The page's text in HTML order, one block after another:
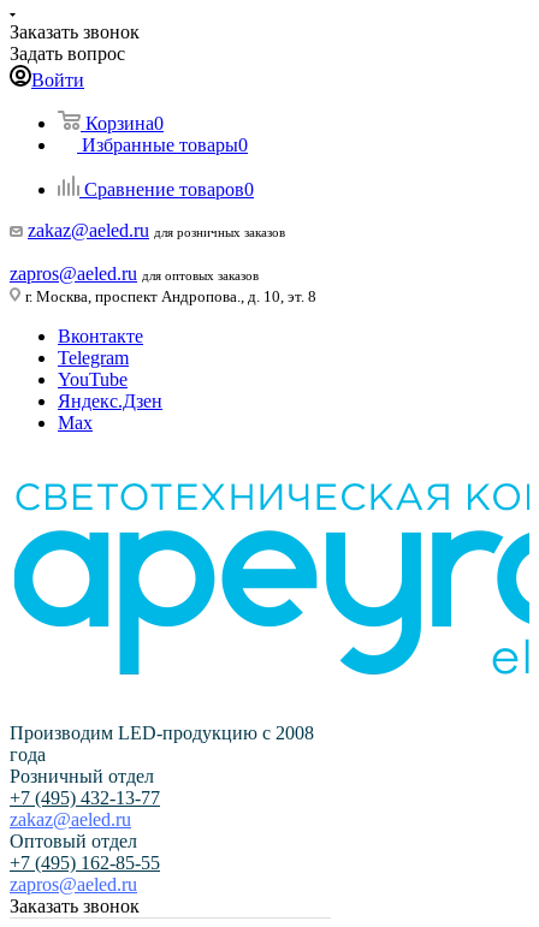
Заказать звонок
Задать вопрос
Войти
Корзина0
Избранные товары0
Сравнение товаров0
zakaz@aeled.ru для розничных заказов
zapros@aeled.ru для оптовых заказов
г. Москва, проспект Андропова., д. 10, эт. 8
Вконтакте
Telegram
YouTube
Яндекс.Дзен
Max
Производим LED-продукцию с 2008
года
Розничный отдел
+7 (495) 432-13-77
zakaz@aeled.ru
Оптовый отдел
+7 (495) 162-85-55
zapros@aeled.ru
Заказать звонок